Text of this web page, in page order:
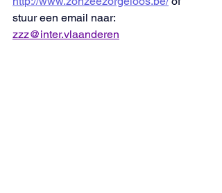
stuur een email naar:
zzz@inter.vlaanderen